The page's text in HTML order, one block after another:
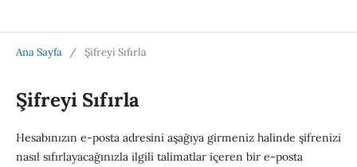
Ana Sayfa / Şifreyi Sıfırla
Şifreyi Sıfırla
Hesabınızın e-posta adresini aşağıya girmeniz halinde şifrenizi
nasıl sıfırlayacağınızla ilgili talimatlar içeren bir e-posta